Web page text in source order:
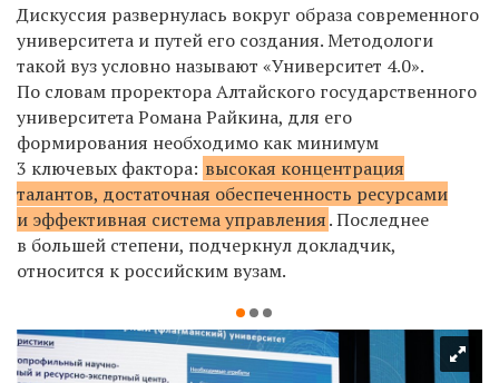
Дискуссия развернулась вокруг образа современного
университета и путей его создания. Методологи
такой вуз условно называют «Университет 4.0».
По словам проректора Алтайского государственного
университета Романа Райкина, для его
формирования необходимо как минимум
3 ключевых фактора: высокая концентрация
талантов, достаточная обеспеченность ресурсами
и эффективная система управления. Последнее
в большей степени, подчеркнул докладчик,
относится к российским вузам.